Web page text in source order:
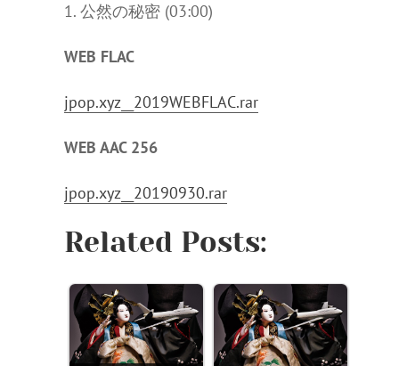
1. 公然の秘密 (03:00)
WEB FLAC
jpop.xyz__2019WEBFLAC.rar
WEB AAC 256
jpop.xyz__20190930.rar
Related Posts: